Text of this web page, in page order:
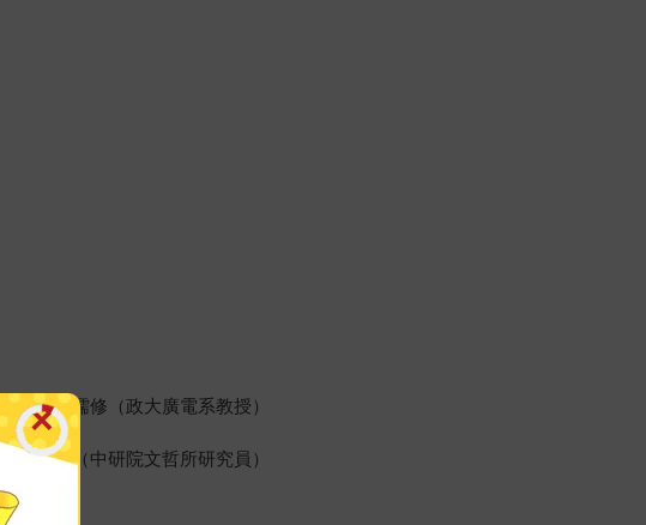
。—陳儒修（政大廣電系教授）
小濱（中研院文哲所研究員）